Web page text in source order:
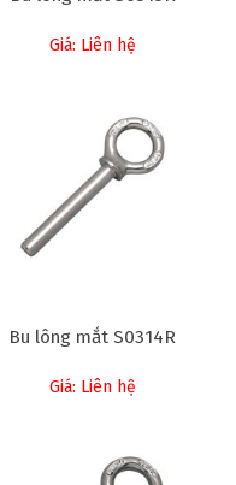
Giá: Liên hệ
Bu lông mắt S0314R
Giá: Liên hệ